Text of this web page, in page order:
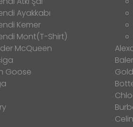
Ayakkabı
Kemer
Mont(T-Shirt)
McQueen
Goose